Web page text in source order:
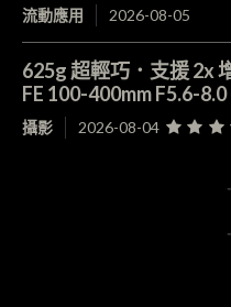
流動應用 2026-08-05
625g 超輕巧．支援 2x
FE 100-400mm F5.6-
攝影 2026-08-04